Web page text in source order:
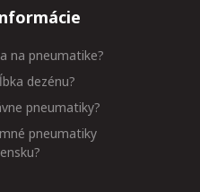
na pneumatike?
dezénu?
pneumatiky?
pneumatiky